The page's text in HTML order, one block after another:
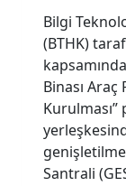
Bilgi
(BTHK)
Binası
Santrali